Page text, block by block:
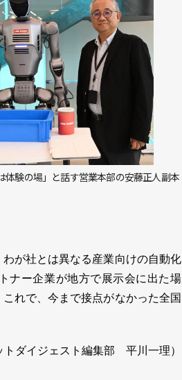
体験の場」と話す営業本部の安藤正人副本
が社とは異なる産業向けの自動化
ナー企業が地方で展示会に出た場
れで、今まで接点がなかった全国
トダイジェスト編集部 平川一理）